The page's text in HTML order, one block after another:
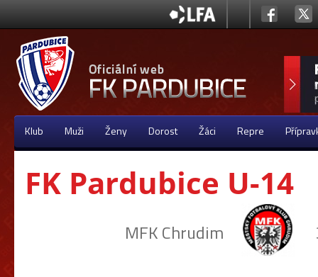
Klub Muži Ženy Dorost Žáci Repre
FK Pardubice U-14
MFK Chrudim